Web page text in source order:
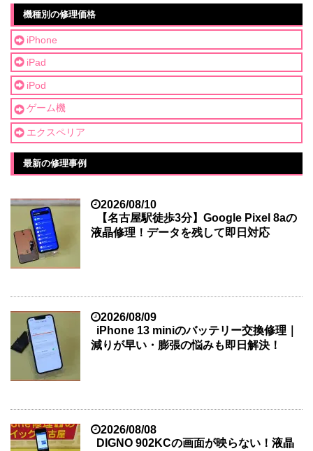
機種別の修理価格
iPhone
iPad
iPod
ゲーム機
エクスペリア
最新の修理事例
2026/08/10
【名古屋駅徒歩3分】Google Pixel 8aの
液晶修理！データを残して即日対応
2026/08/09
iPhone 13 miniのバッテリー交換修理｜
減りが早い・膨張の悩みも即日解決！
2026/08/08
DIGNO 902KCの画面が映らない！液晶